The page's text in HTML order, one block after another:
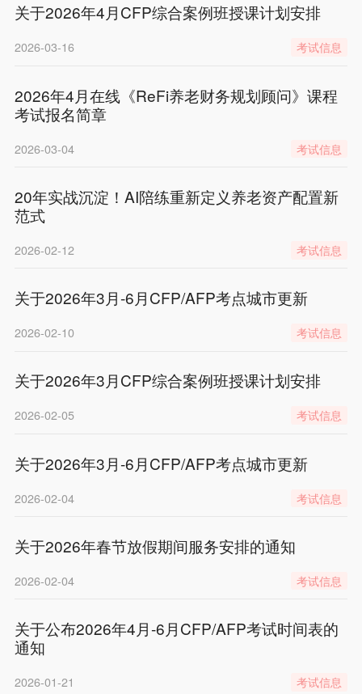
关于2026年4月CFP综合案例班授课计划安排
2026-03-16 考试信息
2026年4月在线《ReFi养老财务规划顾问》课程
考试报名简章
2026-03-04 考试信息
20年实战沉淀！AI陪练重新定义养老资产配置新
范式
2026-02-12 考试信息
关于2026年3月-6月CFP/AFP考点城市更新
2026-02-10 考试信息
关于2026年3月CFP综合案例班授课计划安排
2026-02-05 考试信息
关于2026年3月-6月CFP/AFP考点城市更新
2026-02-04 考试信息
关于2026年春节放假期间服务安排的通知
2026-02-04 考试信息
关于公布2026年4月-6月CFP/AFP考试时间表的
通知
2026-01-21 考试信息